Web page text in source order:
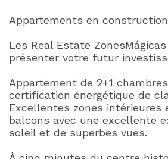
Appartements en
Les Real Estate
présenter votre futur
Appartement de 2+1
certification énergétique de
Excellentes zones intérieures
balcons avec une excellente
soleil et de superbes vues.